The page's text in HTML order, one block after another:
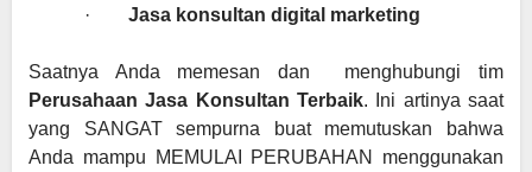
· Jasa konsultan digital marketing
Saatnya Anda memesan dan menghubungi tim
Perusahaan Jasa Konsultan Terbaik. Ini artinya saat
yang SANGAT sempurna buat memutuskan bahwa
Anda mampu MEMULAI PERUBAHAN menggunakan